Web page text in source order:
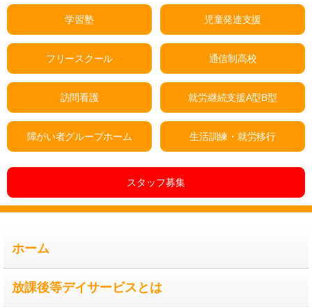
学習塾 児童発達支援
フリースクール 通信制高校
訪問看護 就労継続支援A型B型
障がい者グループホーム 生活訓練・就労移行
スタッフ募集
ホーム
放課後等デイサービスとは